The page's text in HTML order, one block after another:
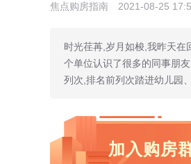
焦点购房指南 2021-08-25
时光荏苒,岁月如梭,我昨天
个单位认识了很多的同事朋
列次,排名前列次踏进幼儿园
加入购房